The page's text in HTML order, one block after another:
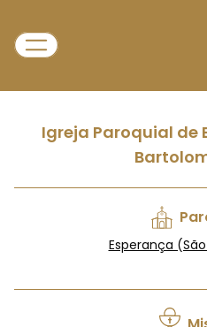
Igreja Paroquial de
Esperança